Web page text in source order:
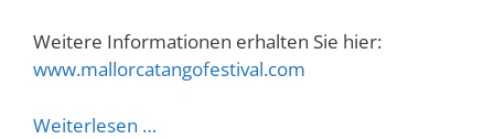
Weitere Informationen erhalten Sie hier:
www.mallorcatangofestival.com
Weiterlesen …